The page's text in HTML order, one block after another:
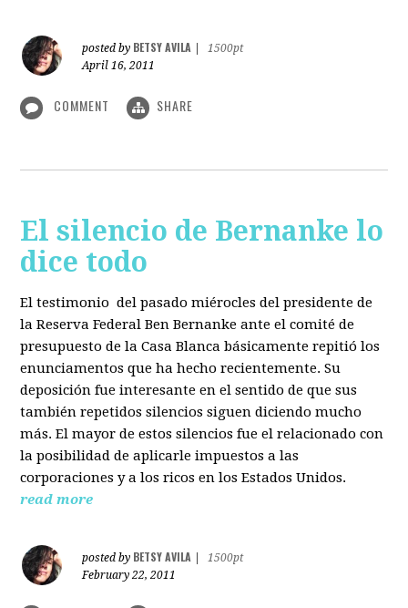
posted by BETSY AVILA
1500pt
April 16, 2011
COMMENT SHARE
El silencio de Bernanke lo
dice todo
El testimonio del pasado miérocles del presidente de
la Reserva Federal Ben Bernanke ante el comité de
presupuesto de la Casa Blanca básicamente repitió los
enunciamentos que ha hecho recientemente. Su
deposición fue interesante en el sentido de que sus
también repetidos silencios siguen diciendo mucho
más. El mayor de estos silencios fue el relacionado con
la posibilidad de aplicarle impuestos a las
corporaciones y a los ricos en los Estados Unidos.
read more
posted by BETSY AVILA
1500pt
February 22, 2011